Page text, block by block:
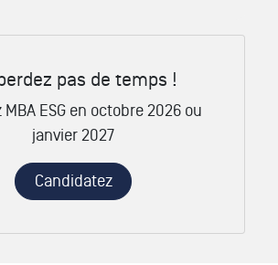
pas de temps !
MBA ESG en octobre 2026 ou
janvier 2027
Candidatez